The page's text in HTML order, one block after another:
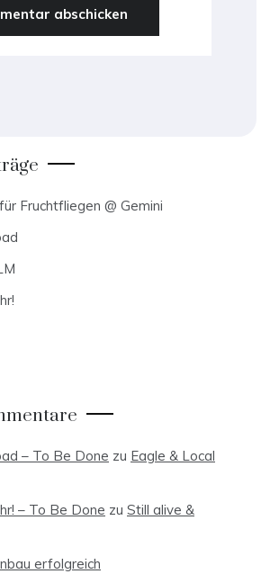
Fruchtfliegen @ Gemini
– To Be Done zu Eagle & Local
– To Be Done zu Still alive &
erfolgreich